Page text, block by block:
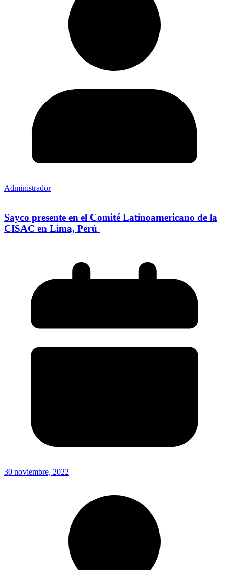
Administrador
Sayco presente en el Comité Latinoamericano de la
CISAC en Lima, Perú
30 noviembre, 2022